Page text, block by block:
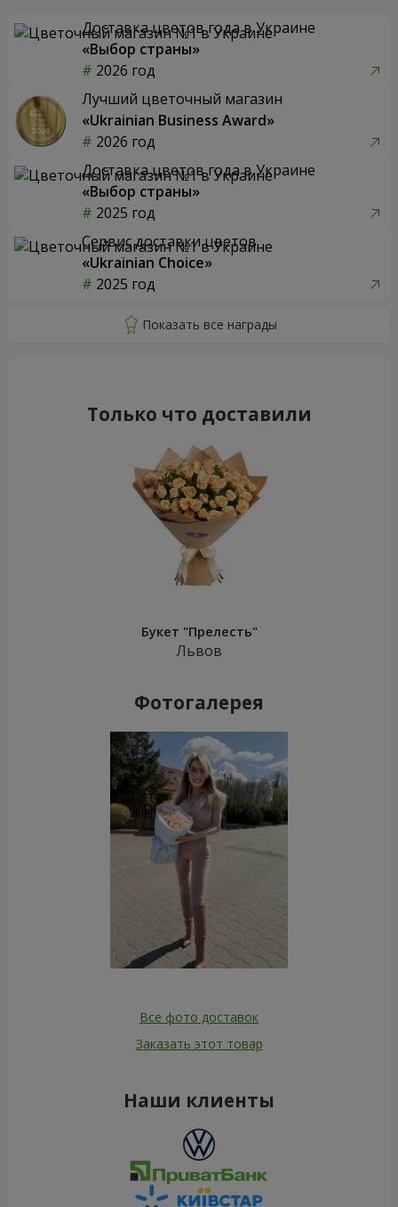
Доставка цветов года в Украине
«Выбор страны»
2026 год
Лучший цветочный магазин
«Ukrainian Business Award»
2026 год
Доставка цветов года в Украине
«Выбор страны»
2025 год
Сервис доставки цветов
«Ukrainian Choice»
2025 год
Только что доставили
Букет "Прелесть"
Львов
Фотогалерея
Все фото доставок
Заказать этот товар
Наши клиенты